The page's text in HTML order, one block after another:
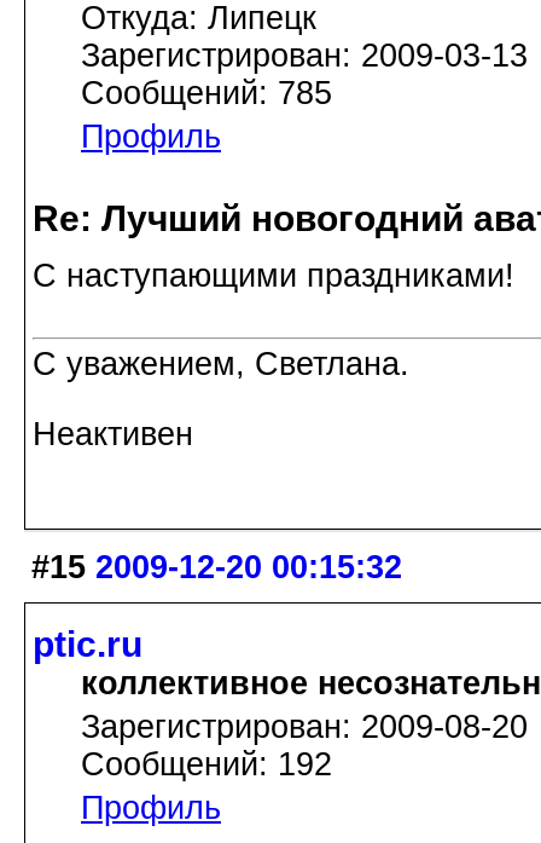
Откуда: Липецк
Зарегистрирован: 2009-03-13
Сообщений: 785
Профиль
Re: Лучший новогодний
С наступающими праздниками!
С уважением, Светлана.
Неактивен
#15 2009-12-20 00:15:32
ptic.ru
коллективное
Зарегистрирован: 2009-08-20
Сообщений: 192
Профиль